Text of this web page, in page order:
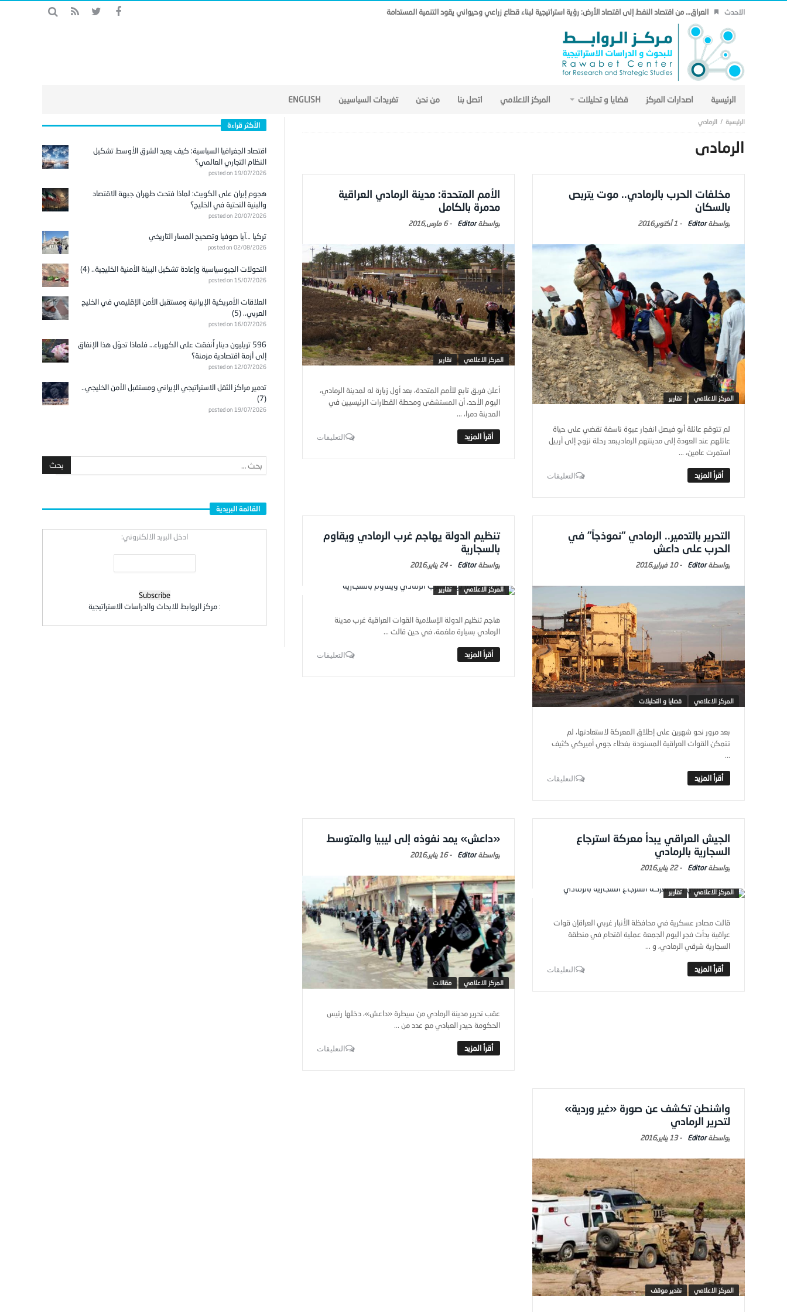
الاحدث العراق… من اقتصاد النفط إلى اقتصاد الأرض: رؤية استراتيجية لبناء قطاع زراعي وحيواني يقود التنمية المستدامة
الرئيسية اصدارات المركز قضايا و تحليلات المركز الاعلامي اتصل بنا من نحن تغريدات السياسيين ENGLISH
الرمادي
الرمادي
مخلفات الحرب بالرمادي.. موت يتربص
بالسكان
Editor
- 1 أكتوبر,2016
المركز الاعلامي تقارير
لم تتوقع عائلة أبو فيصل انفجار عبوة ناسفة تقضي على حياة
عائلهم عند العودة إلى مدينتهم الرماديبعد رحلة نزوح إلى أربيل
استمرت عامين، ...
التعليقات
الأمم المتحدة: مدينة الرمادي العراقية
مدمرة بالكامل
Editor
-6 مارس,2016
المركز الاعلامي تقارير
أعلن فريق تابع للأمم المتحدة، بعد أول زيارة له لمدينة الرمادي،
اليوم الأحد، أن المستشفى ومحطة القطارات الرئيسيين في
المدينة دمرا، ...
التعليقات
التحرير بالتدمير.. الرمادي “نموذجاً” في
الحرب على داعش
Editor
-10 فبراير,2016
المركز الاعلامي قضايا و التحليلات
بعد مرور نحو شهرين على إطلاق المعركة لاستعادتها، لم
تتمكن القوات العراقية المسنودة بغطاء جوي أميركي كثيف
...
التعليقات
تنظيم الدولة يهاجم غرب الرمادي ويقاوم
بالسجارية
Editor
-24 يناير,2016
المركز الاعلامي تقارير
هاجم تنظيم الدولة الإسلامية القوات العراقية غرب مدينة
الرمادي بسيارة ملغمة، في حين قالت ...
التعليقات
الجيش العراقي يبدأ معركة استرجاع
السجارية بالرمادي
Editor
-22 يناير,2016
المركز الاعلامي تقارير
قالت مصادر عسكرية في محافظة الأنبار غربي العراقإن قوات
عراقية بدأت فجر اليوم الجمعة عملية اقتحام في منطقة
السجارية شرقي الرمادي، و ...
التعليقات
«داعش» يمد نفوذه إلى ليبيا والمتوسط
Editor
-16 يناير,2016
المركز الاعلامي مقالات
عقب تحرير مدينة الرمادي من سيطرة «داعش»، دخلها رئيس
الحكومة حيدر العبادي مع عدد من ...
التعليقات
واشنطن تكشف عن صورة «غير وردية»
لتحرير الرمادي
Editor
-13 يناير,2016
المركز الاعلامي تقدير موقف
الأكثر قراءة
اقتصاد الجغرافيا السياسية: كيف يعيد الشرق الأوسط تشكيل
النظام التجاري العالمي؟
posted on 19/07/2026
هجوم إيران على الكويت: لماذا فتحت طهران جبهة الاقتصاد
والبنية التحتية في الخليج؟
posted on 20/07/2026
تركيا …آيا صوفيا وتصحيح المسار التاريخي
posted on 02/08/2026
التحولات الجيوسياسية وإعادة تشكيل البيئة الأمنية الخليجية.. (4)
posted on 15/07/2026
العلاقات الأمريكية الإيرانية ومستقبل الأمن الإقليمي في الخليج
العربي.. (5)
posted on 16/07/2026
596 تريليون دينار أُنفقت على الكهرباء… فلماذا تحوّل هذا الإنفاق
إلى أزمة اقتصادية مزمنة؟
posted on 12/07/2026
تدمير مراكز الثقل الاستراتيجي الإيراني ومستقبل الأمن الخليجي..
(7)
posted on 19/07/2026
القائمة البريدية
ادخل البريد الالكتروني:
:مركز الروابط للابحاث والدراسات الاستراتيجية